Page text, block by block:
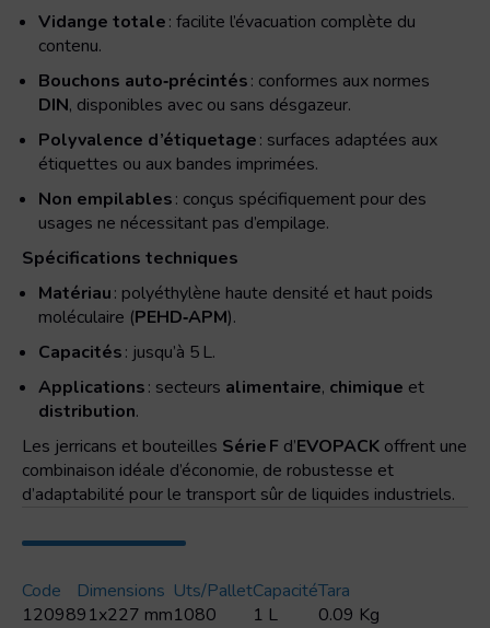
Vidange totale: facilite l’évacuation complète du
contenu.
Bouchons auto‑précintés: conformes aux normes
DIN, disponibles avec ou sans désgazeur.
Polyvalence d’étiquetage: surfaces adaptées aux
étiquettes ou aux bandes imprimées.
Non empilables: conçus spécifiquement pour des
usages ne nécessitant pas d’empilage.
Spécifications techniques
Matériau: polyéthylène haute densité et haut poids
moléculaire (PEHD‑APM).
Capacités: jusqu’à 5 L.
Applications: secteurs alimentaire, chimique et
distribution.
Les jerricans et bouteilles Série F d’EVOPACK offrent une
combinaison idéale d’économie, de robustesse et
d’adaptabilité pour le transport sûr de liquides industriels.
Code
12098
Dimensions
91x227 mm
Uts/pallet
1080
Capacité
1 L
Tara
0.09 Kg